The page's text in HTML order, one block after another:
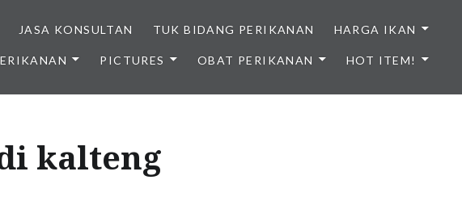
INDONESIA
JASA KONSULTAN TUK BIDANG PERIKANAN HARGA IKAN
PICTURES OBAT PERIKANAN HOT ITEM!
kalteng